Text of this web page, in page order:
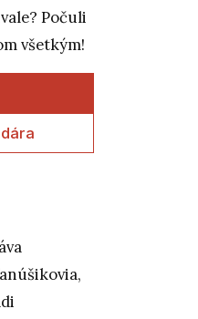
Počuli
všetkým!